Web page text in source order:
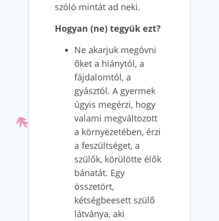
szóló mintát ad neki.
Hogyan (ne) tegyük ezt?
Ne akarjuk megóvni
őket a hiánytól, a
fájdalomtól, a
gyásztól. A gyermek
úgyis megérzi, hogy
valami megváltozott
a környezetében, érzi
a feszültséget, a
szülők, körülötte élők
bánatát. Egy
összetört,
kétségbeesett szülő
látványa, aki